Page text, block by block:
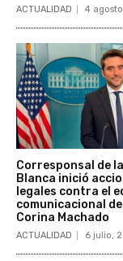
ACTUALIDAD 4
Corresponsal de
Blanca inició
legales contra el
comunicacional
Corina Machado
ACTUALIDAD 6 julio,